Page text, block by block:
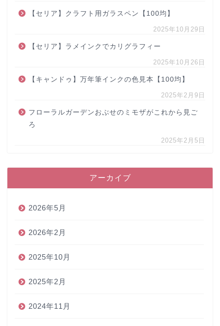
【セリア】クラフト用ガラスペン【100均】
2025年10月29日
【セリア】ラメインクでカリグラフィー
2025年10月26日
【キャンドゥ】万年筆インクの色見本【100均】
2025年2月9日
フローラルガーデンおぶせのミモザがこれから見ご
ろ
2025年2月5日
アーカイブ
2026年5月
2026年2月
2025年10月
2025年2月
2024年11月